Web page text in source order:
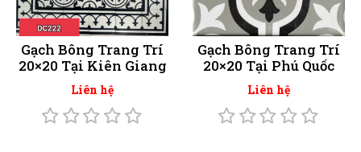
Gạch Bông Trang Trí
20×20 Tại Kiên Giang
Liên hệ
Gạch Bông Trang Trí
20×20 Tại Phú Quốc
Liên hệ